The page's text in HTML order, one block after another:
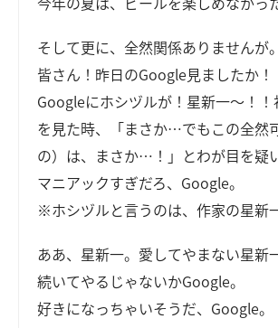
そして更に、全然関係ありませんが。
皆さん！昨日のGoogle見ましたか！
Googleにホシヅルが！星新一～！
を見た時、「まさか…でもこの全然
の）は、まさか…！」とわが目を疑
マニアックすぎだろ、Google。
※ホシヅルと言うのは、作家の星新
ああ、星新一。愛してやまない星新
続いてやるじゃないかGoogle。
好きになっちゃいそうだ、Google。